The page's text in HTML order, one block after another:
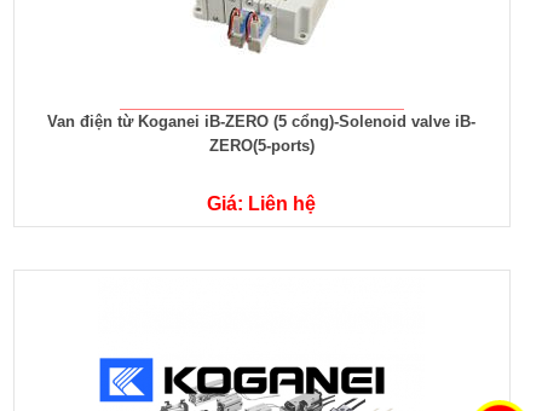
Van điện từ Koganei iB-ZERO (5 cổng)-Solenoid valve iB-
ZERO(5-ports)
Giá: Liên hệ